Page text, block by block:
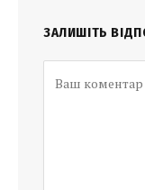
ЗАЛИШІТЬ